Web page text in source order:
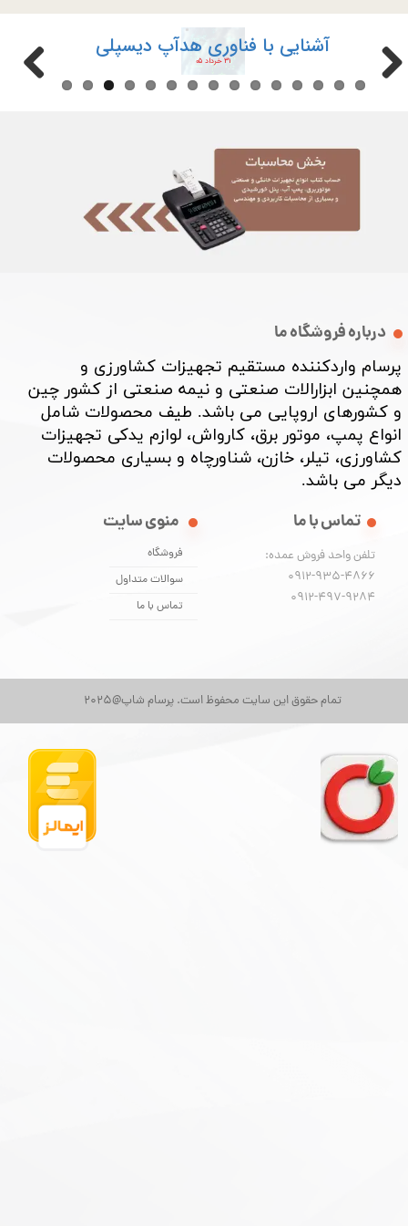
آشنایی با فناوری هدآپ دیسپلی
۳۱ خرداد ۰۵
تمام حقوق این سایت محفوظ است. پرسام شاپ@2025
درباره فروشگاه ما
پرسام واردکننده مستقیم تجهیزات کشاورزی و
همچنین ابزارالات صنعتی و نیمه صنعتی از کشور چین
و کشورهای اروپایی می باشد. طیف محصولات شامل
انواع پمپ، موتور برق، کارواش، لوازم یدکی تجهیزات
کشاورزی، تیلر، خازن، شناورچاه و بسیاری محصولات
دیگر می باشد. ​​​​​​​
منوی سایت
فروشگاه
سوالات متداول
تماس با ما
تماس با ما
تلفن واحد فروش عمده:
0912-935-4866
​​​​​​​0912-497-9284